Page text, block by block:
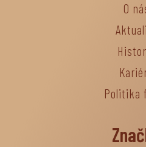
O
Politika